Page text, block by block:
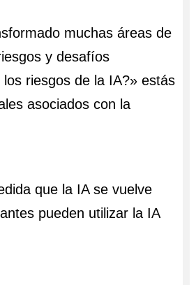
muchas áreas de
y desafíos
riesgos de la IA?» estás
asociados con la
que la IA se vuelve
pueden utilizar la IA